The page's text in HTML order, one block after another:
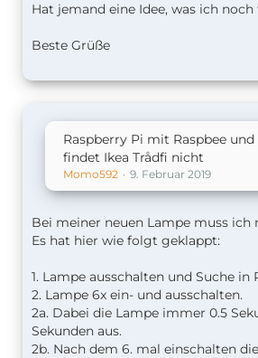
Hat jemand eine Idee, was ich noch
Beste Grüße
Raspberry Pi mit Raspbee und
findet Ikea Trådfi nicht
Momo592 9. Februar 2019
Bei meiner neuen Lampe muss ich
Es hat hier wie folgt geklappt:
1. Lampe ausschalten und Suche in
2. Lampe 6x ein- und ausschalten.
2a. Dabei die Lampe immer 0.5
Sekunden aus.
2b. Nach dem 6. mal einschalten